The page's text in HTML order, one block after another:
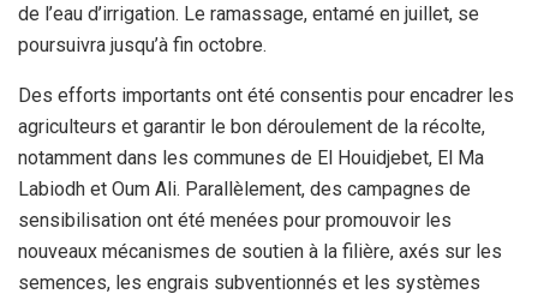
de l’eau d’irrigation. Le ramassage, entamé en juillet, se
poursuivra jusqu’à fin octobre.
Des efforts importants ont été consentis pour encadrer les
agriculteurs et garantir le bon déroulement de la récolte,
notamment dans les communes de El Houidjebet, El Ma
Labiodh et Oum Ali. Parallèlement, des campagnes de
sensibilisation ont été menées pour promouvoir les
nouveaux mécanismes de soutien à la filière, axés sur les
semences, les engrais subventionnés et les systèmes